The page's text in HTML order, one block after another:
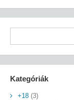
Kategóriák
+18(3)